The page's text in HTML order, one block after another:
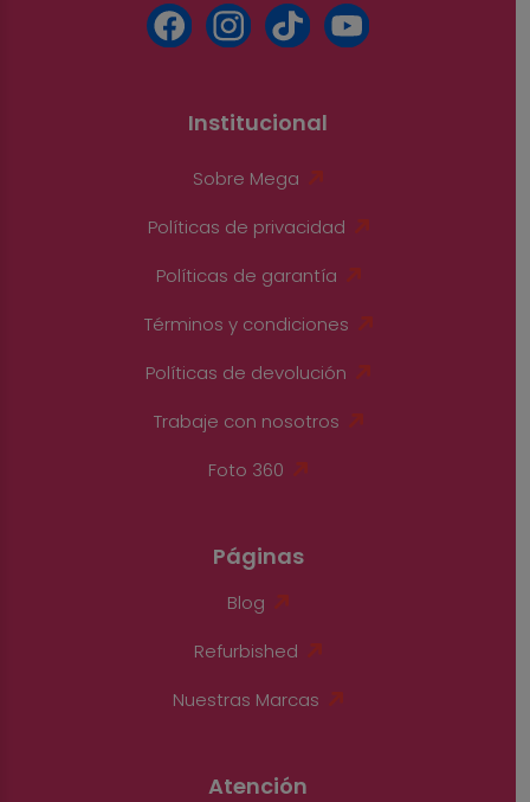
Institucional
Sobre Mega
Políticas de privacidad
Políticas de garantía
Términos y condiciones
Políticas de devolución
Trabaje con nosotros
Foto 360
Páginas
Blog
Refurbished
Nuestras Marcas
Atención